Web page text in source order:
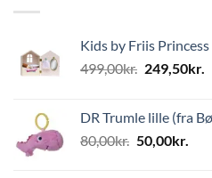
Kids by Friis Princess
499,00kr. Den
var:
499,00kr..
249,50kr.
DR Trumle lille (fra
80,00kr. Den
50,00kr.